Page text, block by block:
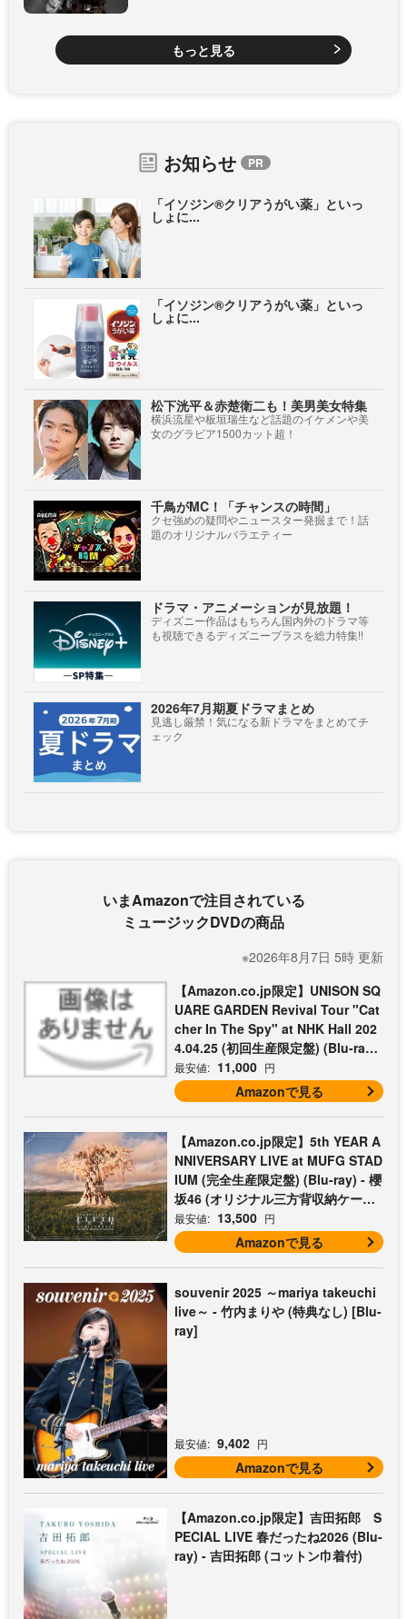
もっと見る
お知らせ
「イソジン®クリアうがい薬」といっ
しょに...
「イソジン®クリアうがい薬」といっ
しょに...
松下洸平＆赤楚衛二も！美男美女特集
横浜流星や板垣瑞生など話題のイケメンや美
女のグラビア1500カット超！
千鳥がMC！「チャンスの時間」
クセ強めの疑問やニュースター発掘まで！話
題のオリジナルバラエティー
ドラマ・アニメーションが見放題！
ディズニー作品はもちろん国内外のドラマ等
も視聴できるディズニープラスを総力特集!!
2026年7月期夏ドラマまとめ
見逃し厳禁！気になる新ドラマをまとめてチ
ェック
いまAmazonで注目されている
ミュージックDVDの商品
※2026年8月7日 5時 更新
【Amazon.co.jp限定】UNISON SQ
UARE GARDEN Revival Tour "Cat
cher In The Spy" at NHK Hall 202
4.04.25 (初回生産限定盤) (Blu-ray)
- UNISON SQUARE GARDEN (コッ
トン巾着付)
最安値: 11,000 円
Amazonで見る
【Amazon.co.jp限定】5th YEAR A
NNIVERSARY LIVE at MUFG STAD
IUM (完全生産限定盤) (Blu-ray) - 櫻
坂46 (オリジナル三方背収納ケース
付)
最安値: 13,500 円
Amazonで見る
souvenir 2025 ～mariya takeuchi
live～ - 竹内まりや (特典なし) [Blu-
ray]
最安値: 9,402 円
Amazonで見る
【Amazon.co.jp限定】吉田拓郎 S
PECIAL LIVE 春だったね2026 (Blu-
ray) - 吉田拓郎 (コットン巾着付)